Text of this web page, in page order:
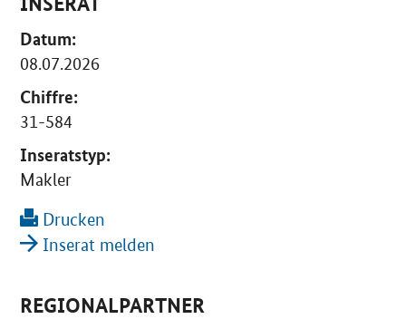
Datum:
08.07.2026
Chiffre:
31-584
Inseratstyp:
Makler
Drucken
Inserat melden
REGIONALPARTNER